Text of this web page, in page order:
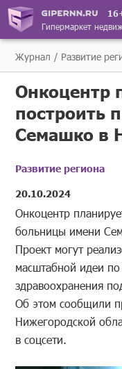
Гипермаркет
Журнал Развитие
Онкоцентр
построить
Семашко в
Развитие региона
20.10.2024
Онкоцентр
больницы имени
Проект могут
масштабной идеи
здравоохранения
Об этом сообщили
Нижегородской
в соцсети.